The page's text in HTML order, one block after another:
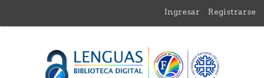
contenido
Ingresar Registrarse